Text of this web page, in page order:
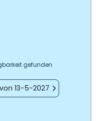
gefunden
13-5-2027